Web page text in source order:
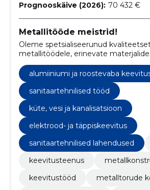
Prognooskäive (2026): 70 432 €
Metallitööde meistrid!
Oleme spetsialiseerunud
metallitöödele, erinevate materjalide
keevitusteenustele ja põhjalikele
torustikulahendustele, tagades, et
kõrgeimatele käsitöö ja
alumiiniumi ja roostevaba
sanitaartehnilised tööd
küte, vesi ja kanalisatsioon
elektrood- ja täppiskeevitus
sanitaartehnilised lahendused
keevitusteenus
keevitustööd
metalltorude